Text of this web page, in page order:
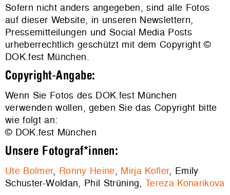
Sofern nicht anders angegeben, sind alle Fotos
auf dieser Website, in unseren Newslettern,
Pressemitteilungen und Social Media Posts
urheberrechtlich geschützt mit dem Copyright ©
DOK.fest München.
Copyright-Angabe:
Wenn Sie Fotos des DOK.fest München
verwenden wollen, geben Sie das Copyright bitte
wie folgt an:
© DOK.fest München
Unsere Fotograf*innen:
Ute Bolmer, Ronny Heine, Mirja Kofler, Emily
Schuster-Woldan, Phil Strüning, Tereza Konarikova